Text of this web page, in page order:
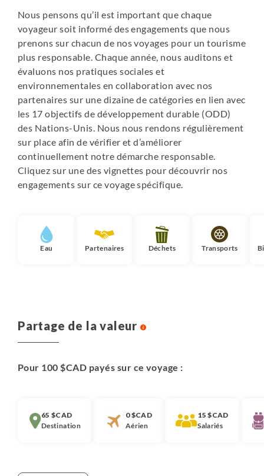
Nous pensons qu’il est important que chaque
voyageur soit informé des engagements que nous
prenons sur chacun de nos voyages pour un tourisme
plus responsable. Chaque année, nous auditons et
évaluons nos pratiques sociales et
environnementales en collaboration avec nos
partenaires sur une dizaine de catégories en lien avec
les 17 objectifs de développement durable (ODD)
des Nations-Unis. Nous nous rendons régulièrement
sur place afin de vérifier et d’améliorer
continuellement notre démarche responsable.
Cliquez sur une des vignettes pour découvrir nos
engagements sur ce voyage spécifique.
Eau Partenaires Déchets Transports
Partage de la valeur
Pour 100 $CAD payés sur ce voyage :
65 $CAD
Destination
0 $CAD
Aérien
15 $CAD
Salariés